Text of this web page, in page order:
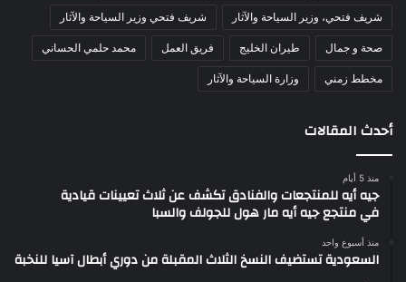
شريف فتحي، وزير السياحة والآثار شريف فتحي وزير السياحة والآثار
صحة و جمال طيران الخليج فريق العمل محمد حلمي الحساني
مخطط زمني وزارة السياحة والآثار
أحدث المقالات
منذ 5 أيام
جيه أيه للمنتجعات والفنادق تكشف عن ثلاث تعيينات قيادية
في منتجع جيه أيه مار هول للجولف والسبا
منذ أسبوع واحد
السعودية تستضيف النسخ الثلاث المقبلة من دوري أبطال آسيا للنخبة